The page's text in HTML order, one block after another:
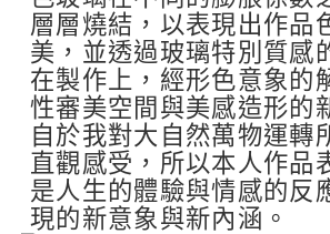
層層燒結，以表現出作品
美，並透過玻璃特別質感
在製作上，經形色意象的
性審美空間與美感造形的
自於我對大自然萬物運轉
直觀感受，所以本人作品
是人生的體驗與情感的反
現的新意象與新內涵。